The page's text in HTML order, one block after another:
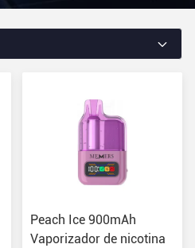
Peach Ice 900mAh
Vaporizador de nicotina